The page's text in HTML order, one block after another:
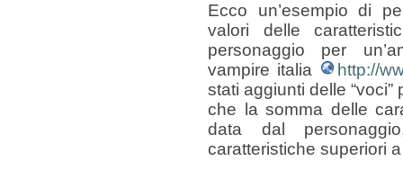
Ecco un’esempio di
valori delle
personaggio per
vampire italia
http://
stati aggiunti delle
che la somma delle
data dal
caratteristiche superiori